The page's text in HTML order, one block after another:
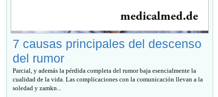
7 causas principales del descenso
del rumor
Parcial, y además la pérdida completa del rumor baja esencialmente la
cualidad de la vida. Las complicaciones con la comunicación llevan a la
soledad y zamkn...